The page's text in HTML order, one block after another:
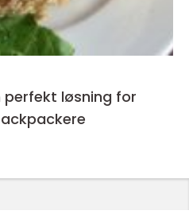
perfekt løsning for